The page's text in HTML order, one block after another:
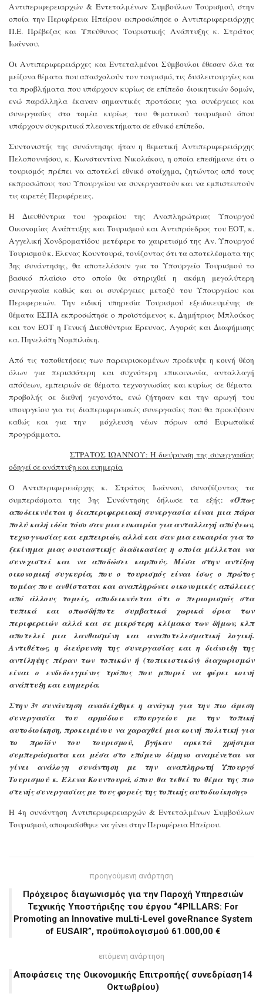
Αντιπεριφερειαρχών & Εντεταλμένων Συμβούλων Τουρισμού, στην
οποία την Περιφέρεια Ηπείρου εκπροσώπησε ο Αντιπεριφερειάρχης
Π.Ε. Πρέβεζας και Υπεύθυνος Τουριστικής Ανάπτυξης κ. Στράτος
Ιωάννου.
Οι Αντιπεριφερειάρχες και Εντεταλμένοι Σύμβουλοι έθεσαν όλα τα
μείζονα θέματα που απασχολούν τον τουρισμό, τις δυσλειτουργίες και
τα προβλήματα που υπάρχουν κυρίως σε επίπεδο διοικητικών δομών,
ενώ παράλληλα έκαναν σημαντικές προτάσεις για συνέργειες και
συνεργασίες στο τομέα κυρίως του θεματικού τουρισμού όπου
υπάρχουν συγκριτικά πλεονεκτήματα σε εθνικό επίπεδο.
Συντονιστής της συνάντησης ήταν η θεματική Αντιπεριφερειάρχης
Πελοποννήσου, κ. Κωνσταντίνα Νικολάκου, η οποία επεσήμανε ότι ο
τουρισμός πρέπει να αποτελεί εθνικό στοίχημα, ζητώντας από τους
εκπροσώπους του Υπουργείου να συνεργαστούν και να εμπιστευτούν
τις αιρετές Περιφέρειες.
Η Διευθύντρια του γραφείου της Αναπληρώτριας Υπουργού
Οικονομίας Ανάπτυξης και Τουρισμού και Αντιπρόεδρος του ΕΟΤ, κ.
Αγγελική Χονδροματίδου μετέφερε το χαιρετισμό της Αν. Υπουργού
Τουρισμού κ. Έλενας Κουντουρά, τονίζοντας ότι τα αποτελέσματα της
3ης συνάντησης, θα αποτελέσουν για το Υπουργείο Τουρισμού το
βασικό πλαίσιο στο οποίο θα στηριχθεί η ακόμη μεγαλύτερη
συνεργασία καθώς και οι συνέργειες μεταξύ του Υπουργείου και
Περιφερειών. Την ειδική υπηρεσία Τουρισμού εξειδικευμένης σε
θέματα ΕΣΠΑ εκπροσώπησε ο προϊστάμενος κ. Δημήτριος Μπλούκος
και τον ΕΟΤ η Γενική Διευθύντρια Έρευνας, Αγοράς και Διαφήμισης
κα. Πηνελόπη Νομπιλάκη.
Από τις τοποθετήσεις των παρευρισκομένων προέκυψε η κοινή θέση
όλων για περισσότερη και συχνότερη επικοινωνία, ανταλλαγή
απόψεων, εμπειριών σε θέματα τεχνογνωσίας και κυρίως σε θέματα
προβολής σε διεθνή γεγονότα, ενώ ζήτησαν και την αρωγή του
υπουργείου για τις διαπεριφερειακές συνεργασίες που θα προκύψουν
καθώς και για την
μόχλευση νέων πόρων από Ευρωπαϊκά
προγράμματα.
ΣΤΡΑΤΟΣ ΙΩΑΝΝΟΥ: Η διεύρυνση της συνεργασίας
οδηγεί σε ανάπτυξη και ευημερία
Ο Αντιπεριφερειάρχης κ. Στράτος Ιωάννου, συνοψίζοντας τα
συμπεράσματα της 3ης Συνάντησης δήλωσε τα εξής:«Όπως
αποδεικνύεται η διαπεριφερειακή συνεργασία είναι μια πάρα
πολύ καλή ιδέα τόσο σαν μια ευκαιρία για ανταλλαγή απόψεων,
τεχνογνωσίας και εμπειριών, αλλά και σαν μια ευκαιρία για το
ξεκίνημα μιας ουσιαστικής διαδικασίας η οποία μέλλεται να
συνεχιστεί και να αποδώσει καρπούς. Μέσα στην αντίξοη
οικονομική συγκυρία, που ο τουρισμός είναι ίσως ο πρώτος
τομέας που ανθίσταται και αναπληρώνει οικονομικές απώλειες
από άλλους τομείς, αποδεικνύεται ότι ο περιορισμός στα
τυπικά και οπωσδήποτε συμβατικά χωρικά όρια των
περιφερειών αλλά και σε μικρότερη κλίμακα των δήμων, κλπ
αποτελεί μια λανθασμένη και αναποτελεσματική λογική.
Αντιθέτως, η διεύρυνση της συνεργασίας και η διάνοιξη της
αντίληψης πέραν των τοπικών ή (τοπικιστικών) διαχωρισμών
είναι ο ενδεδειγμένος τρόπος που μπορεί να φέρει κοινή
ανάπτυξη και ευημερία.
Στην 3η
συνάντηση αναδείχθηκε η ανάγκη για την πιο άμεση
συνεργασία του αρμόδιου υπουργείου με την τοπική
αυτοδιοίκηση, προκειμένου να χαραχθεί μια κοινή πολιτική για
το προϊόν του τουρισμού, βγήκαν αρκετά χρήσιμα
συμπεράσματα και μέσα στο επόμενο δίμηνο αναμένεται να
γίνει ανάλογη συνάντηση με την αναπληρωτή Υπουργό
Τουρισμού κ. Έλενα Κουντουρά, όπου θα τεθεί το θέμα της πιο
στενής συνεργασίας με τους φορείς της τοπικής αυτοδιοίκησης»
Η4η συνάντηση Αντιπεριφερειαρχών & Εντεταλμένων Συμβούλων
Τουρισμού, αποφασίσθηκενα γίνει στην Περιφέρεια Ηπείρου.
προηγούμενη ανάρτηση
Πρόχειρος διαγωνισμός για την Παροχή Υπηρεσιών
Τεχνικής Υποστήριξης του έργου “4PILLARS: For
Promoting an Innovative muLti-Level goveRnance System
of EUSAIR”, προϋπολογισμού 61.000,00 €
επόμενη ανάρτηση
Αποφάσεις της Οικονομικής Επιτροπής( συνεδρίαση14
Οκτωβρίου)